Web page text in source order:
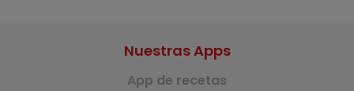
Nuestras Apps
App de recetas